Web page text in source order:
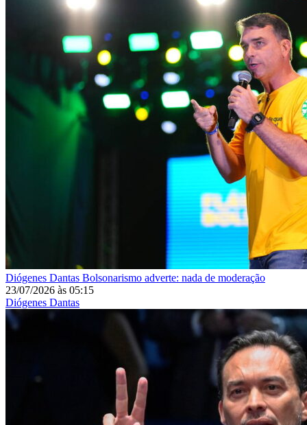
Diógenes Dantas Bolsonarismo adverte: nada de moderação
23/07/2026 às 05:15
Diógenes Dantas